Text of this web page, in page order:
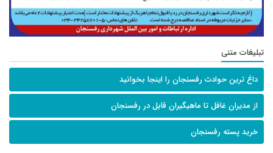
تبلیغات متنی
داغ ترین حوادث رفسنجان را اینجا بخوانید
از مدیران غافل تا ماهیگیران قابل در رفسنجان
خرید پسته رفسنجان